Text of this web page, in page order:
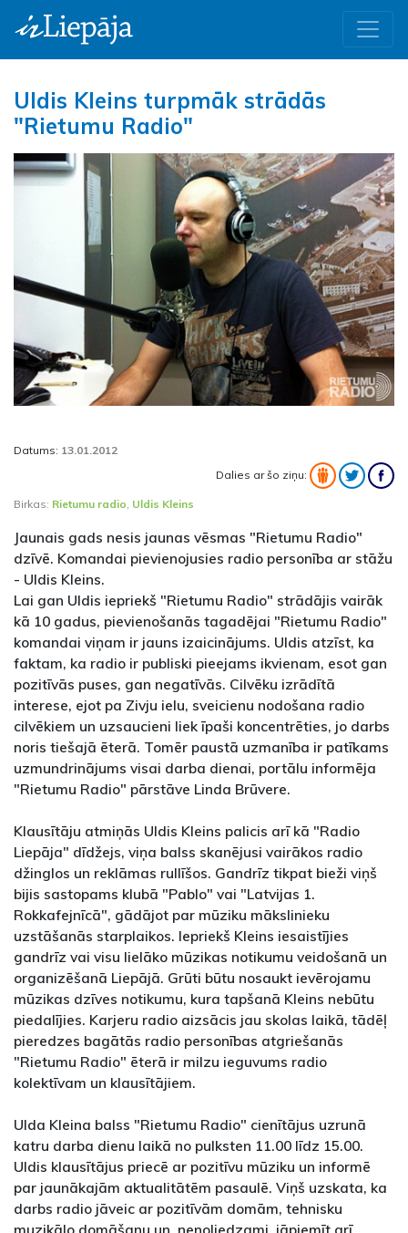
Uldis Kleins turpmāk strādās
"Rietumu Radio"
Datums: 13.01.2012
Dalies ar šo ziņu:
Birkas: Rietumu radio, Uldis Kleins
Jaunais gads nesis jaunas vēsmas "Rietumu Radio"
dzīvē. Komandai pievienojusies radio personība ar stāžu
- Uldis Kleins.
Lai gan Uldis iepriekš "Rietumu Radio" strādājis vairāk
kā 10 gadus, pievienošanās tagadējai "Rietumu Radio"
komandai viņam ir jauns izaicinājums. Uldis atzīst, ka
faktam, ka radio ir publiski pieejams ikvienam, esot gan
pozitīvās puses, gan negatīvās. Cilvēku izrādītā
interese, ejot pa Zivju ielu, sveicienu nodošana radio
cilvēkiem un uzsaucieni liek īpaši koncentrēties, jo darbs
noris tiešajā ēterā. Tomēr paustā uzmanība ir patīkams
uzmundrinājums visai darba dienai, portālu informēja
"Rietumu Radio" pārstāve Linda Brūvere.
Klausītāju atmiņās Uldis Kleins palicis arī kā "Radio
Liepāja" dīdžejs, viņa balss skanējusi vairākos radio
džinglos un reklāmas rullīšos. Gandrīz tikpat bieži viņš
bijis sastopams klubā "Pablo" vai "Latvijas 1.
Rokkafejnīcā", gādājot par mūziku mākslinieku
uzstāšanās starplaikos. Iepriekš Kleins iesaistījies
gandrīz vai visu lielāko mūzikas notikumu veidošanā un
organizēšanā Liepājā. Grūti būtu nosaukt ievērojamu
mūzikas dzīves notikumu, kura tapšanā Kleins nebūtu
piedalījies. Karjeru radio aizsācis jau skolas laikā, tādēļ
pieredzes bagātās radio personības atgriešanās
"Rietumu Radio" ēterā ir milzu ieguvums radio
kolektīvam un klausītājiem.
Ulda Kleina balss "Rietumu Radio" cienītājus uzrunā
katru darba dienu laikā no pulksten 11.00 līdz 15.00.
Uldis klausītājus priecē ar pozitīvu mūziku un informē
par jaunākajām aktualitātēm pasaulē. Viņš uzskata, ka
darbs radio jāveic ar pozitīvām domām, tehnisku